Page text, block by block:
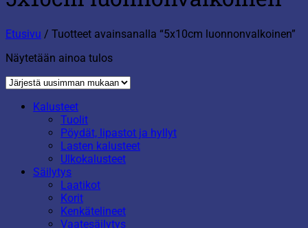
Etusivu / Tuotteet avainsanalla “5x10cm luonnonvalkoinen”
Näytetään ainoa tulos
Kalusteet
Tuolit
Pöydät, lipastot ja hyllyt
Lasten kalusteet
Ulkokalusteet
Säilytys
Laatikot
Korit
Kenkätelineet
Vaatesäilytys